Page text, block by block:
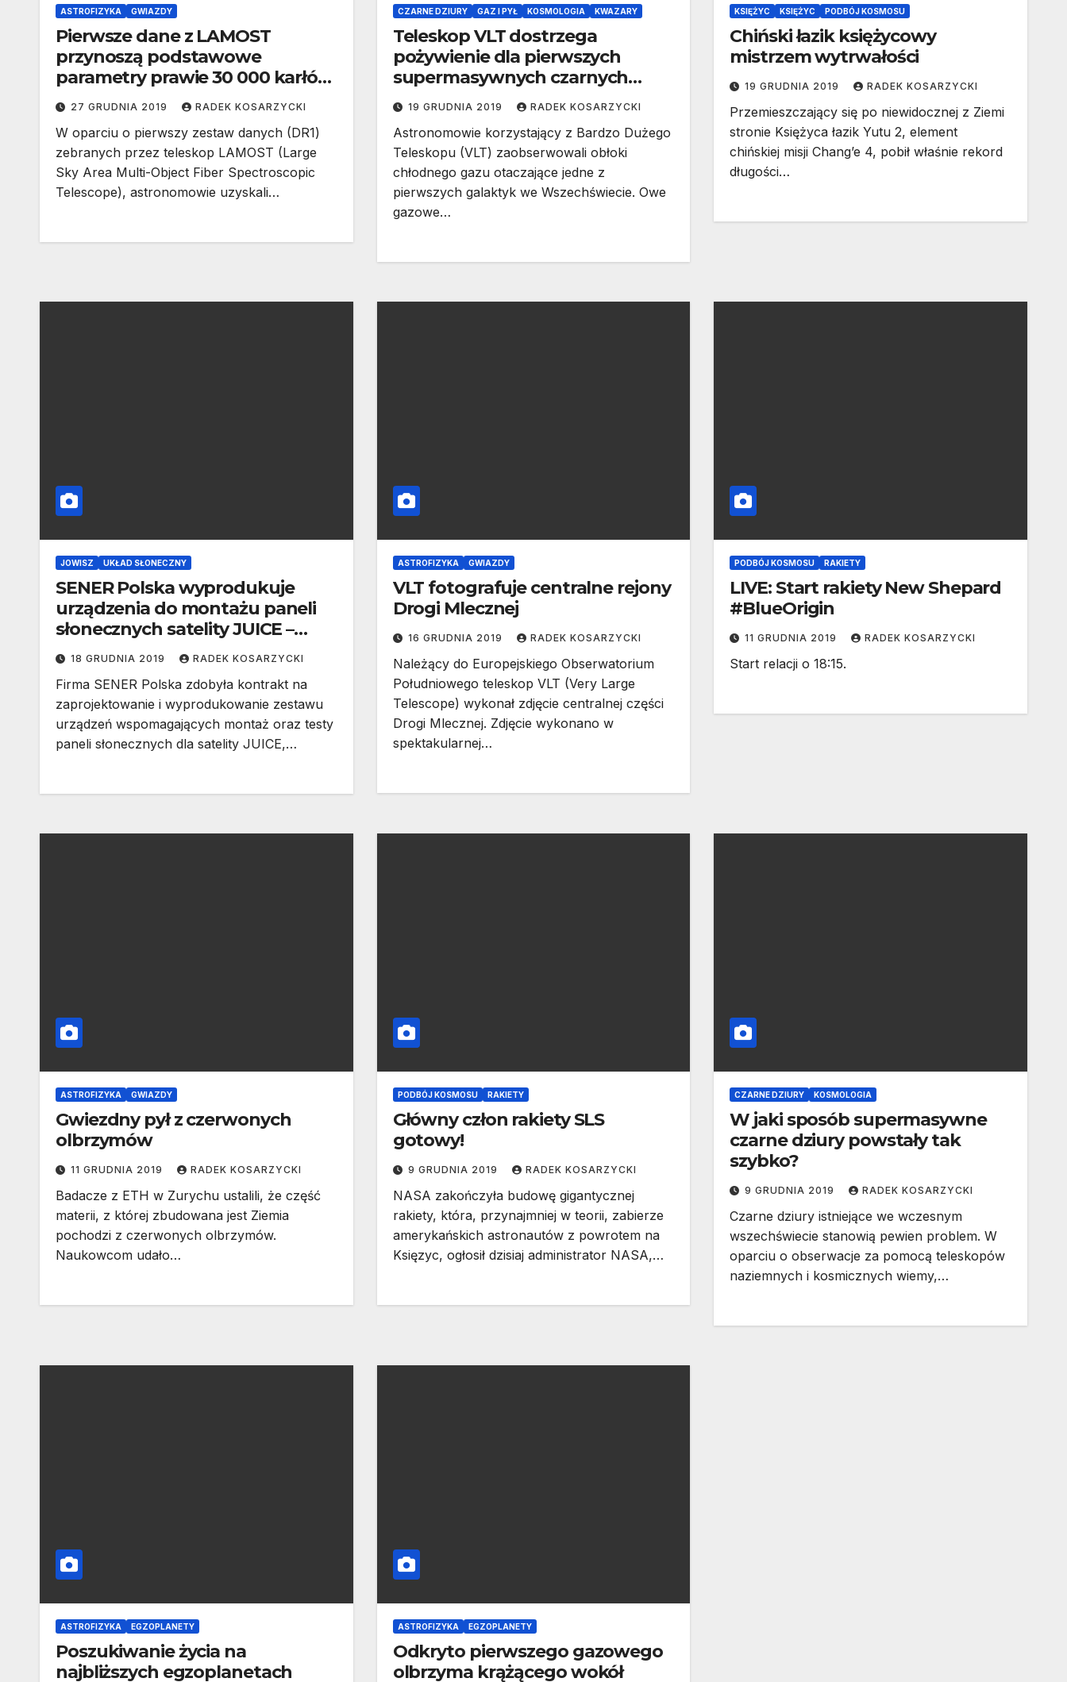
ASTROFIZYKA GWIAZDY
Pierwsze dane z LAMOST
przynoszą podstawowe
parametry prawie 30 000 karłów
typu M
27 GRUDNIA 2019 RADEK KOSARZYCKI
W oparciu o pierwszy zestaw danych (DR1)
zebranych przez teleskop LAMOST (Large
Sky Area Multi-Object Fiber Spectroscopic
Telescope), astronomowie uzyskali…
CZARNE DZIURY GAZ I PYŁ KOSMOLOGIA KWAZARY
Teleskop VLT dostrzega
pożywienie dla pierwszych
supermasywnych czarnych
dziur we wszechświecie
19 GRUDNIA 2019 RADEK KOSARZYCKI
Astronomowie korzystający z Bardzo Dużego
Teleskopu (VLT) zaobserwowali obłoki
chłodnego gazu otaczające jedne z
pierwszych galaktyk we Wszechświecie. Owe
gazowe…
KSIĘŻYC KSIĘŻYC PODBÓJ KOSMOSU
Chiński łazik księżycowy
mistrzem wytrwałości
19 GRUDNIA 2019 RADEK KOSARZYCKI
Przemieszczający się po niewidocznej z Ziemi
stronie Księżyca łazik Yutu 2, element
chińskiej misji Chang’e 4, pobił właśnie rekord
długości…
JOWISZ UKŁAD SŁONECZNY
SENER Polska wyprodukuje
urządzenia do montażu paneli
słonecznych satelity JUICE –
największych w historii misji
międzyplanetarnych
18 GRUDNIA 2019 RADEK KOSARZYCKI
Firma SENER Polska zdobyła kontrakt na
zaprojektowanie i wyprodukowanie zestawu
urządzeń wspomagających montaż oraz testy
paneli słonecznych dla satelity JUICE,…
ASTROFIZYKA GWIAZDY
VLT fotografuje centralne rejony
Drogi Mlecznej
16 GRUDNIA 2019 RADEK KOSARZYCKI
Należący do Europejskiego Obserwatorium
Południowego teleskop VLT (Very Large
Telescope) wykonał zdjęcie centralnej części
Drogi Mlecznej. Zdjęcie wykonano w
spektakularnej…
PODBÓJ KOSMOSU RAKIETY
LIVE: Start rakiety New Shepard
#BlueOrigin
11 GRUDNIA 2019 RADEK KOSARZYCKI
Start relacji o 18:15.
ASTROFIZYKA GWIAZDY
Gwiezdny pył z czerwonych
olbrzymów
11 GRUDNIA 2019 RADEK KOSARZYCKI
Badacze z ETH w Zurychu ustalili, że część
materii, z której zbudowana jest Ziemia
pochodzi z czerwonych olbrzymów.
Naukowcom udało…
PODBÓJ KOSMOSU RAKIETY
Główny człon rakiety SLS
gotowy!
9 GRUDNIA 2019 RADEK KOSARZYCKI
NASA zakończyła budowę gigantycznej
rakiety, która, przynajmniej w teorii, zabierze
amerykańskich astronautów z powrotem na
Księzyc, ogłosił dzisiaj administrator NASA,…
CZARNE DZIURY KOSMOLOGIA
W jaki sposób supermasywne
czarne dziury powstały tak
szybko?
9 GRUDNIA 2019 RADEK KOSARZYCKI
Czarne dziury istniejące we wczesnym
wszechświecie stanowią pewien problem. W
oparciu o obserwacje za pomocą teleskopów
naziemnych i kosmicznych wiemy,…
ASTROFIZYKA EGZOPLANETY
Poszukiwanie życia na
najbliższych egzoplanetach
ASTROFIZYKA EGZOPLANETY
Odkryto pierwszego gazowego
olbrzyma krążącego wokół